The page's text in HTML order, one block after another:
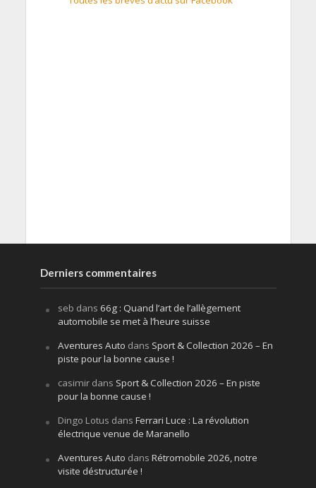
Derniers commentaires
seb dans 66g : Quand l’art de l’allègement
automobile se met à l’heure suisse
Aventures Auto dans Sport & Collection 2026 – En
piste pour la bonne cause !
casimirdans Sport & Collection 2026 – En piste
pour la bonne cause !
Dingo Lotus dans Ferrari Luce : La révolution
électrique venue de Maranello
Aventures Auto dans Rétromobile 2026, notre
visite déstructurée !